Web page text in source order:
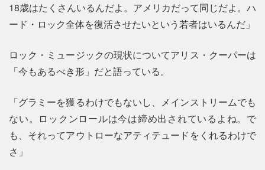
18歳はたくさんいるんだよ。アメリカだって同じだよ。ハ
ード・ロック全体を復活させたいという若者はいるんだ」
ロック・ミュージックの現状についてアリス・クーパーは
「今もあるべき形」だと語っている。
「グラミーを獲るわけでもないし、メインストリームでも
ない。ロックンロールは今は締め出されているよね。で
も、それってアウトローなアティテュードをくれるわけで
さ」